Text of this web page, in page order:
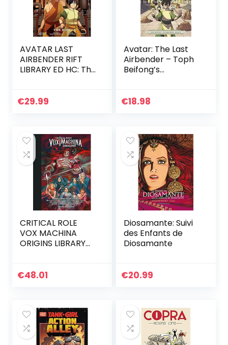
AVATAR LAST
AIRBENDER RIFT
LIBRARY ED HC: The
€29.99
Avatar: The Last
Airbender – Toph
Beifong’s
€18.98
CRITICAL ROLE
VOX MACHINA
ORIGINS LIBRARY
€48.01
Diosamante: Suivi
des Enfants de
Diosamante
€20.99